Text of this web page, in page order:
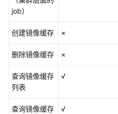
job）
创建镜像缓存 ×
删除镜像缓存 ×
查询镜像缓存
列表
√
查询镜像缓存
√